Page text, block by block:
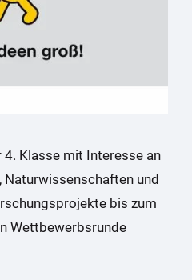
Klasse mit Interesse an
und
bis zum
Wettbewerbsrunde